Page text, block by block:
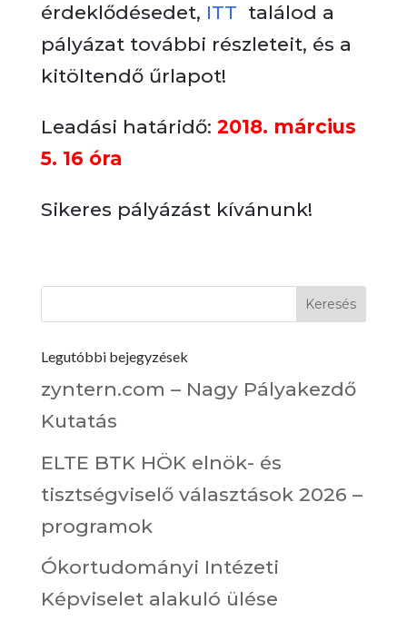
érdeklődésedet, ITT találod a
pályázat további részleteit, és a
kitöltendő űrlapot!
Leadási határidő: 2018. március
5. 16 óra
Sikeres pályázást kívánunk!
Legutóbbi bejegyzések
zyntern.com – Nagy Pályakezdő
Kutatás
ELTE BTK HÖK elnök- és
tisztségviselő választások 2026 –
programok
Ókortudományi Intézeti
Képviselet alakuló ülése